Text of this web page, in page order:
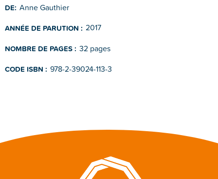
DE: Anne Gauthier
ANNÉE DE PARUTION : 2017
NOMBRE DE PAGES : 32 pages
CODE ISBN : 978-2-39024-113-3